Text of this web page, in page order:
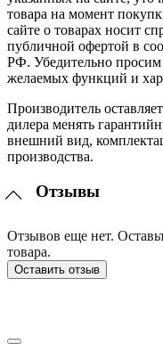
товара на момент
сайте о товарах носит
публичной офертой в
РФ. Убедительно просим
желаемых функций и
Производитель
дилера менять
внешний вид,
производства.
Отзывы
Отзывов еще нет.
товара.
Оставить отзыв